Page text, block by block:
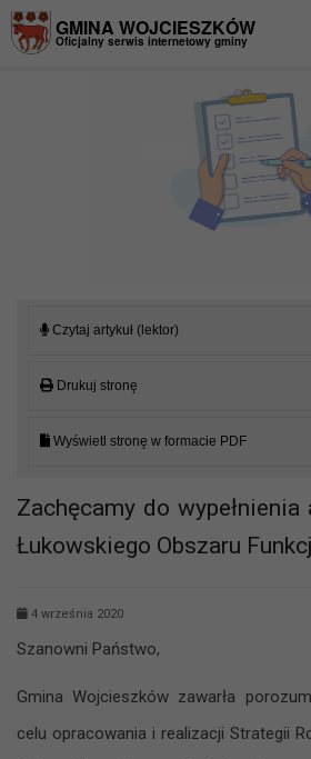
GMINA WOJCIESZKÓW
Oficjalny serwis internetowy gminy
Czytaj artykuł (lektor)
Drukuj stronę
Wyświetl stronę w formacie PDF
Zachęcamy do
Łukowskiego Obszaru
4 września 2020
Szanowni Państwo,
Gmina Wojcieszków zawarła
celu opracowania i realizacji Strategii